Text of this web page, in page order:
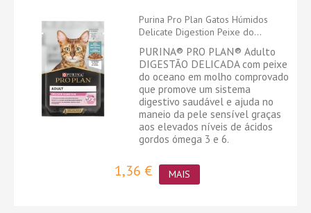
Purina Pro Plan Gatos Húmidos
Delicate Digestion Peixe do...
PURINA® PRO PLAN® Adulto
DIGESTÃO DELICADA com peixe
do oceano em molho comprovado
que promove um sistema
digestivo saudável e ajuda no
maneio da pele sensível graças
aos elevados níveis de ácidos
gordos ómega 3 e 6.
1,36 € MAIS